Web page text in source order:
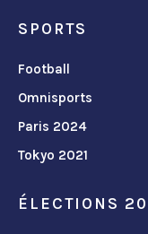
SPORTS
Football
Omnisports
Paris 2024
Tokyo 2021
ÉLECTIONS